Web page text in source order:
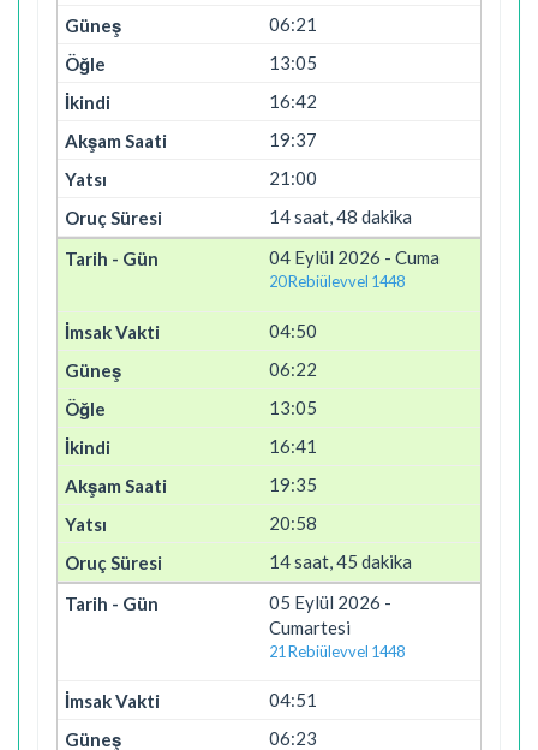
06:21
13:05
16:42
19:37
21:00
14 saat, 48 dakika
04 Eylül 2026 - Cuma
20 Rebiülevvel 1448
04:50
06:22
13:05
16:41
19:35
20:58
14 saat, 45 dakika
05 Eylül 2026 -
Cumartesi
21 Rebiülevvel 1448
04:51
06:23